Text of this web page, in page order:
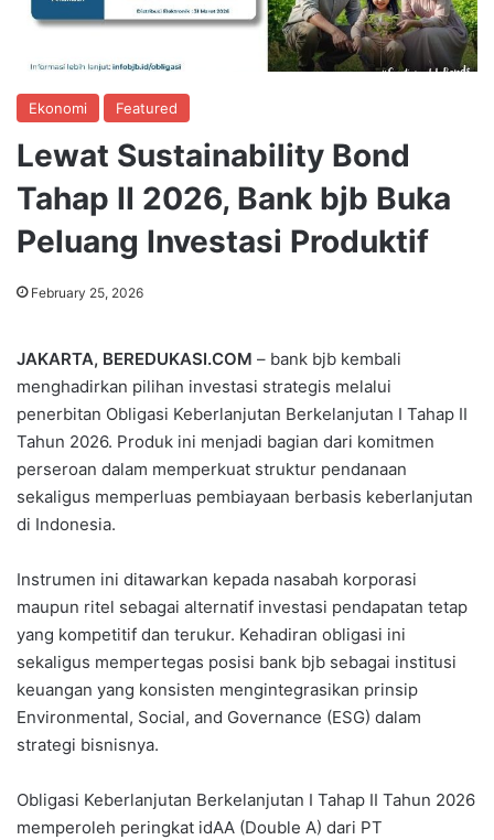
Ekonomi Featured
Lewat Sustainability Bond
Tahap II 2026, Bank bjb Buka
Peluang Investasi Produktif
February 25, 2026
JAKARTA, BEREDUKASI.COM – bank bjb kembali
menghadirkan pilihan investasi strategis melalui
penerbitan Obligasi Keberlanjutan Berkelanjutan I Tahap II
Tahun 2026. Produk ini menjadi bagian dari komitmen
perseroan dalam memperkuat struktur pendanaan
sekaligus memperluas pembiayaan berbasis keberlanjutan
di Indonesia.
Instrumen ini ditawarkan kepada nasabah korporasi
maupun ritel sebagai alternatif investasi pendapatan tetap
yang kompetitif dan terukur. Kehadiran obligasi ini
sekaligus mempertegas posisi bank bjb sebagai institusi
keuangan yang konsisten mengintegrasikan prinsip
Environmental, Social, and Governance (ESG) dalam
strategi bisnisnya.
Obligasi Keberlanjutan Berkelanjutan I Tahap II Tahun 2026
memperoleh peringkat idAA (Double A) dari PT